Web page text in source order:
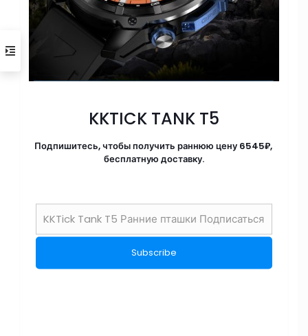
НЕЗАВИСИМЫЙ МУЗЫКАЛЬНЫЙ
KKTICK TANK T5
Подпишитесь, чтобы получить раннюю цену 6545₽,
бесплатную доставку.